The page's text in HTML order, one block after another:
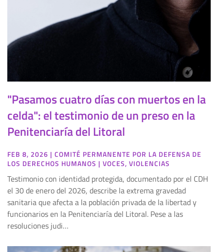
"Pasamos cuatro días con muertos en la
celda": el testimonio de un preso en la
Penitenciaría del Litoral
FEB 8, 2026 | COMITÉ PERMANENTE POR LA DEFENSA DE
LOS DERECHOS HUMANOS | VOCES, VIOLENCIAS
Testimonio con identidad protegida, documentado por el CDH
el 30 de enero del 2026, describe la extrema gravedad
sanitaria que afecta a la población privada de la libertad y
funcionarios en la Penitenciaría del Litoral. Pese a las
resoluciones judi…